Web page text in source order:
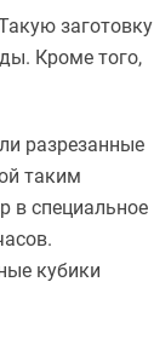
заготовку
Кроме того,
разрезанные
таким
в специальное
кубики